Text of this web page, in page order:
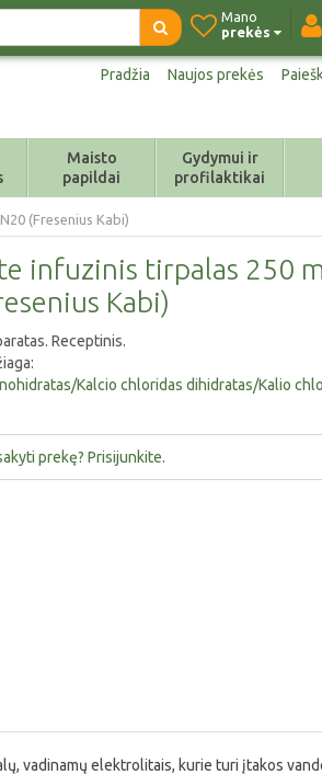
Mano
prekės
Pradžia Naujos prekės
Maisto
papildai
Gydymui ir
profilaktikai
(Fresenius Kabi)
infuzinis tirpalas 250
Kabi)
Receptinis.
Kalcio chloridas dihidratas/Kalio
prekę? Prisijunkite.
vadinamų elektrolitais, kurie turi įtakos